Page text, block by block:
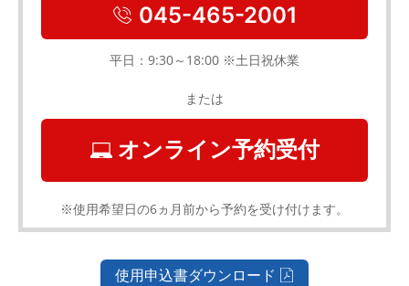
045-465-2001
平日：9:30～18:00 ※土日祝休業
または
オンライン予約受付
※使用希望日の6ヵ月前から予約を受け付けます。
使用申込書ダウンロード